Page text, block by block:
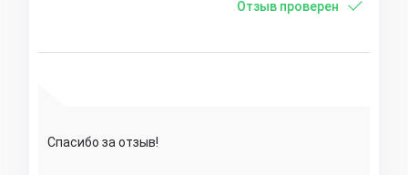
Отзыв проверен
Спасибо за отзыв!